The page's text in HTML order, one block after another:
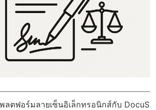
พลตฟอร์มลายเซ็นอิเล็กทรอนิกส์กับ DocuS